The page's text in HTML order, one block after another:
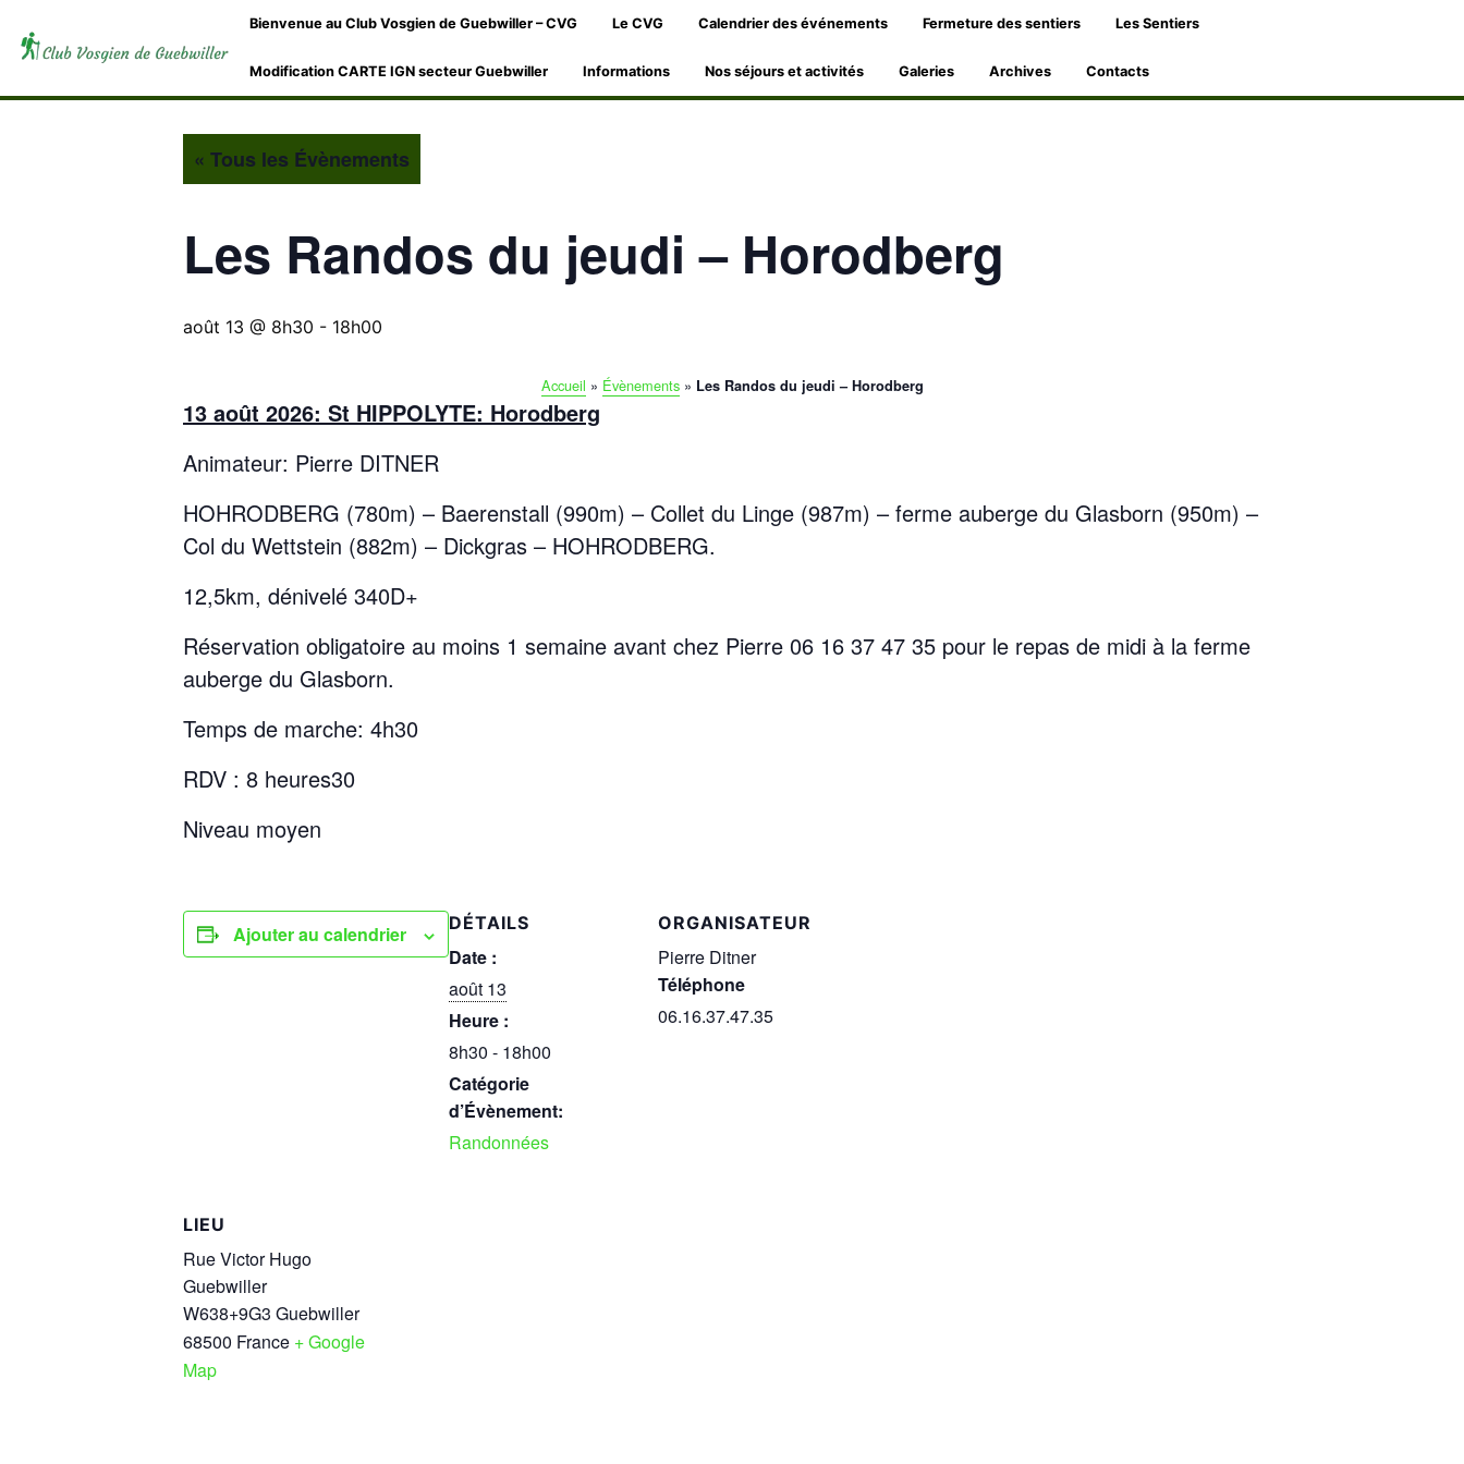
Bienvenue au Club Vosgien de Guebwiller – CVG Le CVG Calendrier des événements Fermeture des sentiers Les Sentiers
Modification CARTE IGN secteur Guebwiller Informations Nos séjours et activités Galeries Archives Contacts
« Tous les Évènements
Les Randos du jeudi – Horodberg
août 13 @ 8h30 - 18h00
Accueil » Évènements» Les Randos du jeudi – Horodberg
13 août 2026: St HIPPOLYTE: Horodberg
Animateur: Pierre DITNER
HOHRODBERG (780m) – Baerenstall (990m) – Collet du Linge (987m) – ferme auberge du Glasborn (950m) –
Col du Wettstein (882m) – Dickgras – HOHRODBERG.
12,5km, dénivelé 340D+
Réservation obligatoire au moins 1 semaine avant chez Pierre 06 16 37 47 35 pour le repas de midi à la ferme
auberge du Glasborn.
Temps de marche: 4h30
RDV : 8 heures30
Niveau moyen
Ajouter au calendrier DÉTAILS
Date :
août 13
Heure :
8h30 - 18h00
Catégorie
d’Évènement:
Randonnées
ORGANISATEUR
Pierre Ditner
Téléphone
06.16.37.47.35
LIEU
Rue Victor Hugo
Guebwiller
W638+9G3 Guebwiller
68500 France + Google
Map